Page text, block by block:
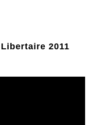
2011